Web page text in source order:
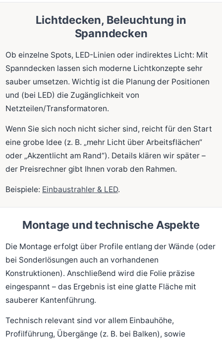
Lichtdecken, Beleuchtung in
Spanndecken
Ob einzelne Spots, LED-Linien oder indirektes Licht: Mit
Spanndecken lassen sich moderne Lichtkonzepte sehr
sauber umsetzen. Wichtig ist die Planung der Positionen
und (bei LED) die Zugänglichkeit von
Netzteilen/Transformatoren.
Wenn Sie sich noch nicht sicher sind, reicht für den Start
eine grobe Idee (z. B. „mehr Licht über Arbeitsflächen“
oder „Akzentlicht am Rand“). Details klären wir später –
der Preisrechner gibt Ihnen vorab den Rahmen.
Beispiele: Einbaustrahler & LED.
Montage und technische Aspekte
Die Montage erfolgt über Profile entlang der Wände (oder
bei Sonderlösungen auch an vorhandenen
Konstruktionen). Anschließend wird die Folie präzise
eingespannt – das Ergebnis ist eine glatte Fläche mit
sauberer Kantenführung.
Technisch relevant sind vor allem Einbauhöhe,
Profilführung, Übergänge (z. B. bei Balken), sowie